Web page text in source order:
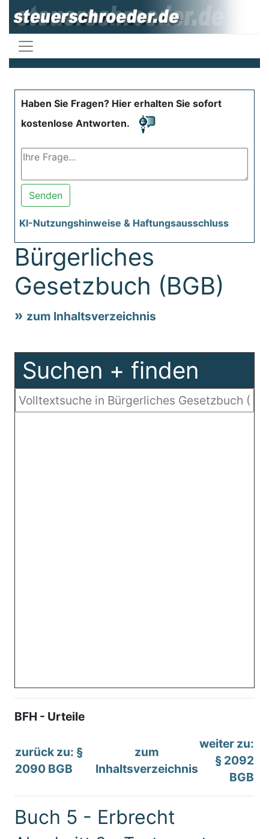
Haben Sie Fragen? Hier erhalten Sie sofort
kostenlose Antworten.
Senden
KI-Nutzungshinweise & Haftungsausschluss
Bürgerliches
Gesetzbuch (BGB)
zum Inhaltsverzeichnis
Suchen + finden
BFH - Urteile
zurück zu: §
2090 BGB
zum
Inhaltsverzeichnis
weiter zu:
§ 2092
BGB
Buch 5 - Erbrecht